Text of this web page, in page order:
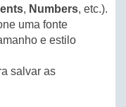
, Numbers, etc.).
uma fonte
e estilo
salvar as